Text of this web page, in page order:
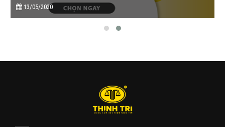
13/05/2020